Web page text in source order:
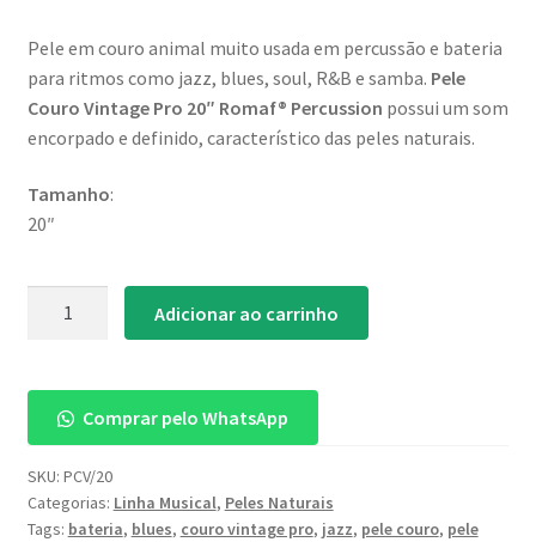
Pele em couro animal muito usada em percussão e bateria
para ritmos como jazz, blues, soul, R&B e samba. Pele
Couro Vintage Pro 20″ Romaf® Percussion possui um som
encorpado e definido, característico das peles naturais.
Tamanho:
20″
Pro
quantidade
Adicionar ao carrinho
Comprar pelo WhatsApp
SKU: PCV/20
Categorias: Linha Musical, Peles Naturais
Tags: bateria, blues, couro vintage pro, jazz, pele couro, pele